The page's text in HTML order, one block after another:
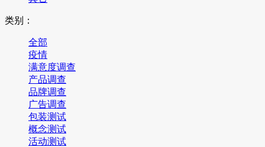
类别：
全部
疫情
满意度调查
产品调查
品牌调查
广告调查
包装测试
概念测试
活动测试